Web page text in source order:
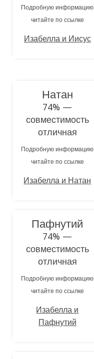
Подробную информацию
читайте по ссылке
Изабелла и Иисус
Натан
74% —
совместимость
отличная
Подробную информацию
читайте по ссылке
Изабелла и Натан
Пафнутий
74% —
совместимость
отличная
Подробную информацию
читайте по ссылке
Изабелла и
Пафнутий